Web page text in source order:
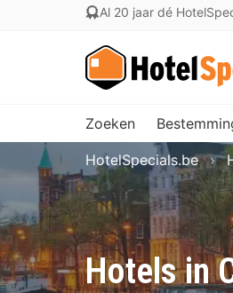
Al 20 jaar dé
Zoeken
Hotels in
HotelSpecials.be